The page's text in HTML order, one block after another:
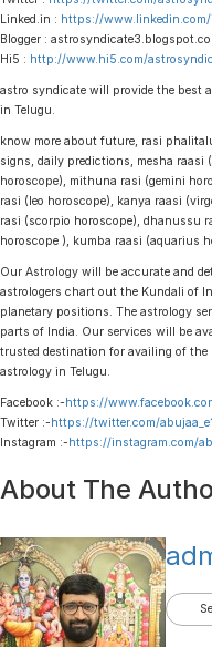
Linked.in : https://
Blogger :
Hi5 : http://www.hi5.com/
astro syndicate will provide the best
in Telugu.
know more about future, rasi
signs, daily predictions, mesha raasi
horoscope), mithuna rasi (gemini
rasi (leo horoscope), kanya raasi
rasi (scorpio horoscope), dhanussu
horoscope ), kumba raasi (aquarius
Our Astrology will be accurate and
astrologers chart out the Kundali of
planetary positions. The astrology
parts of India. Our services will be
trusted destination for availing of the
astrology in Telugu.
Facebook :-https://
Twitter :-https://twitter.com/
Instagram :-https://instagram.com/
About The